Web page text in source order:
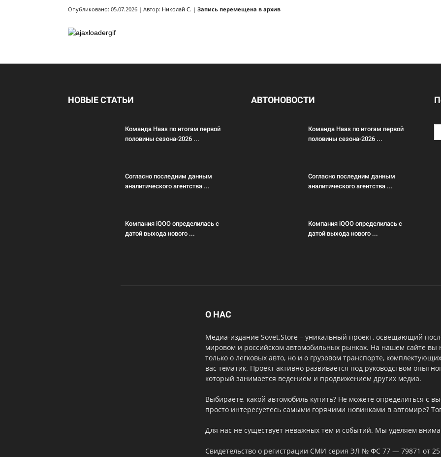
Опубликовано: 05.07.2026 | Автор: Николай С. | Запись перемещена в архив
НОВЫЕ СТАТЬИ
Команда Haas по итогам первой
половины сезона-2026 ...
Согласно последним данным
аналитического агентства ...
Компания iQOO определилась с
датой выхода нового ...
АВТОНОВОСТИ
Команда Haas по итогам первой
половины сезона-2026 ...
Согласно последним данным
аналитического агентства ...
Компания iQOO определилась с
датой выхода нового ...
О НАС
Медиа-издание Sovet.Store – уникальный проект, освещающий
мировом и российском автомобильных рынках. На нашем сайте
только о легковых авто, но и о грузовом транспорте,
вас тематик. Проект активно развивается под руководством
который занимается ведением и продвижением других медиа.
Выбираете, какой автомобиль купить? Не можете определиться
просто интересуетесь самыми горячими новинками в автомире?
Для нас не существует неважных тем и событий. Мы уделяем
Свидетельство о регистрации СМИ серия ЭЛ № ФС 77 — 79871 от